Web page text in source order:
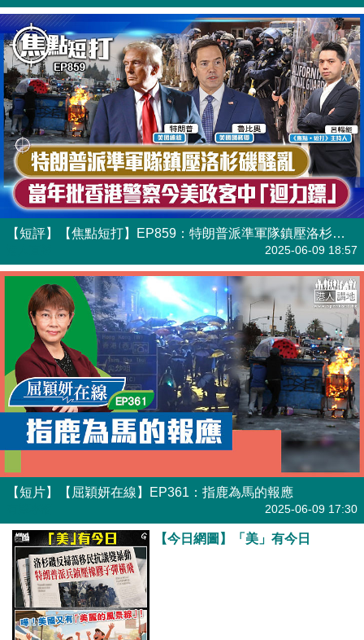
【短評】【焦點短打】EP859：特朗普派準軍隊鎮壓洛杉磯騷亂 當年批香港警察今美政客中「迴力鏢」
2025-06-09 18:57
【短片】【屈穎妍在線】EP361：指鹿為馬的報應
2025-06-09 17:30
【今日網圖】「美」有今日